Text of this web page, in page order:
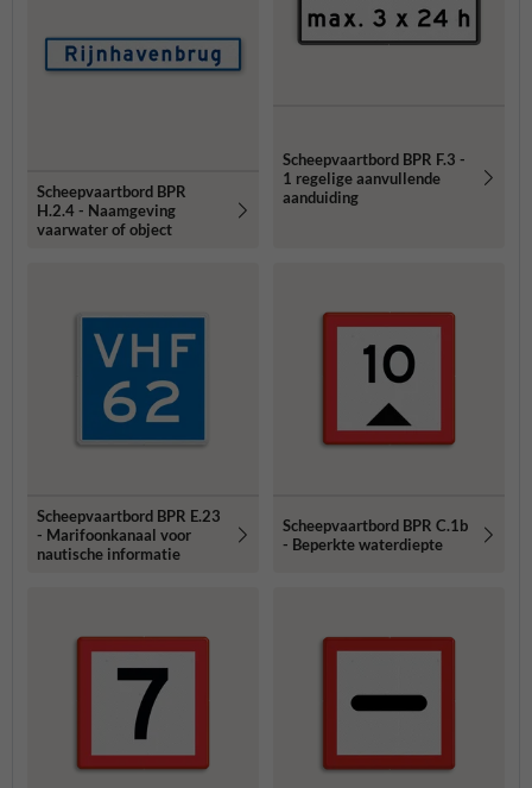
Scheepvaartbord BPR
H.2.4 - Naamgeving
vaarwater of object
Scheepvaartbord BPR F.3 -
1 regelige aanvullende
aanduiding
Scheepvaartbord BPR E.23
- Marifoonkanaal voor
nautische informatie
Scheepvaartbord BPR C.1b
- Beperkte waterdiepte